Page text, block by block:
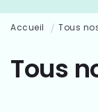
Accueil Tous
C
Tous